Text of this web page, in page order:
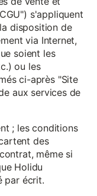
s'appliquent
disposition de
via Internet,
soient les
ou les
ci-après "Site
aux services de
; les conditions
des
même si
Holidu
par écrit.